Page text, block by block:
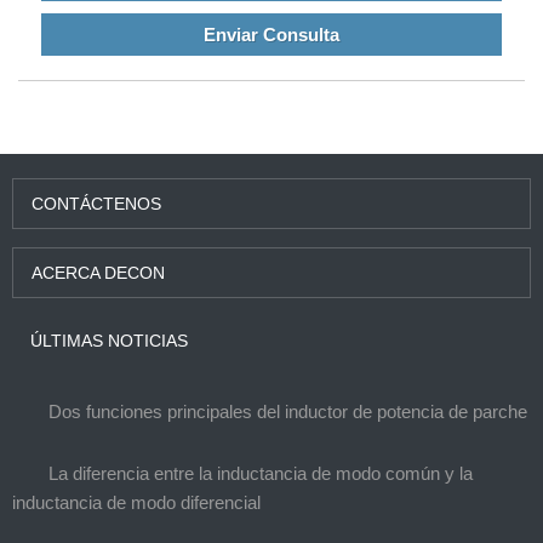
Enviar Consulta
CONTÁCTENOS
ACERCA DECON
ÚLTIMAS NOTICIAS
Dos funciones principales del inductor de potencia de parche
La diferencia entre la inductancia de modo común y la
inductancia de modo diferencial